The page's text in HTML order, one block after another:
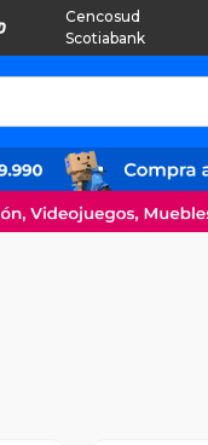
Cencosud
Scotiabank